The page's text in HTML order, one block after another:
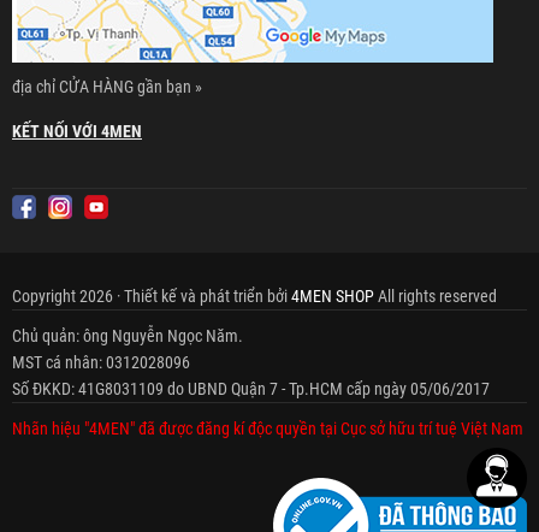
địa chỉ CỬA HÀNG gần bạn »
KẾT NỐI VỚI 4MEN
Copyright 2026 · Thiết kế và phát triển bởi4MEN SHOPAll rights reserved
Chủ quản: ông Nguyễn Ngọc Năm.
MST cá nhân: 0312028096
Số ĐKKD: 41G8031109 do UBND Quận 7 - Tp.HCM cấp ngày 05/06/2017
Nhãn hiệu "4MEN" đã được đăng kí độc quyền tại Cục sở hữu trí tuệ Việt Nam